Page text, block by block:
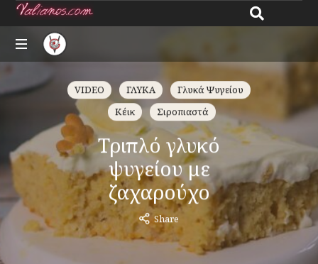
Giannos
VIDEO ΓΛΥΚΑ
Γλυκά Ψυγείου
Κέικ
Σιροπιαστά
Τριπλό γλυκό
ψυγείου με
ζαχαρούχο
Share